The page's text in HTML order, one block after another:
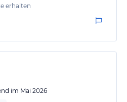
andere, es wurde alles
gab es eine Mikrowelle
der Service an der Bar
erhalten
im Mai 2026